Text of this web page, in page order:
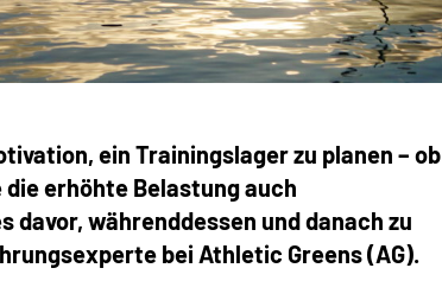
ein Trainingslager zu planen – ob
erhöhte Belastung auch
währenddessen und danach zu
bei Athletic Greens (AG).